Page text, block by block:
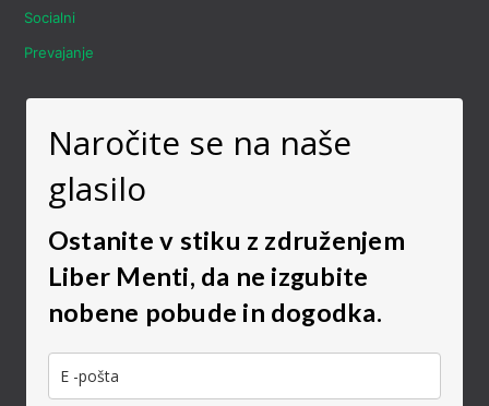
Socialni
Prevajanje
Naročite se na naše
glasilo
Ostanite v stiku z združenjem
Liber Menti, da ne izgubite
nobene pobude in dogodka.